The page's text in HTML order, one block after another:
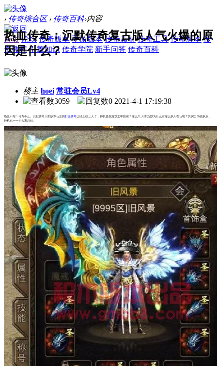
› 传奇综合区 › 传奇百科›内容
首页 论坛 传奇版本 手游版本 传奇素材 传奇工具 传奇脚本 传
奇教程 引擎知识 传奇学院 新手问答 传奇百科
热血传奇：沉默传奇复古版人气火爆的原
因是什么？
楼主 hoei 常驻会员Lv4
3059
0 2021-4-1 17:19:38
热血不熄丶传奇不止。沉默传奇天影版本玩法的打金传奇已经上线三天了，神机也在游戏之中摸索了这么久 天影沉默为什么有这么多人在玩呢？其实分为很多点，
神机也一一为大家总结。